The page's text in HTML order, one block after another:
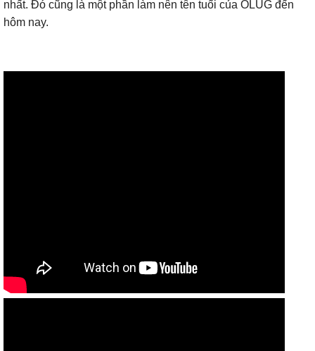
nhất. Đó cũng là một phần làm nên tên tuổi của OLUG đến
hôm nay.